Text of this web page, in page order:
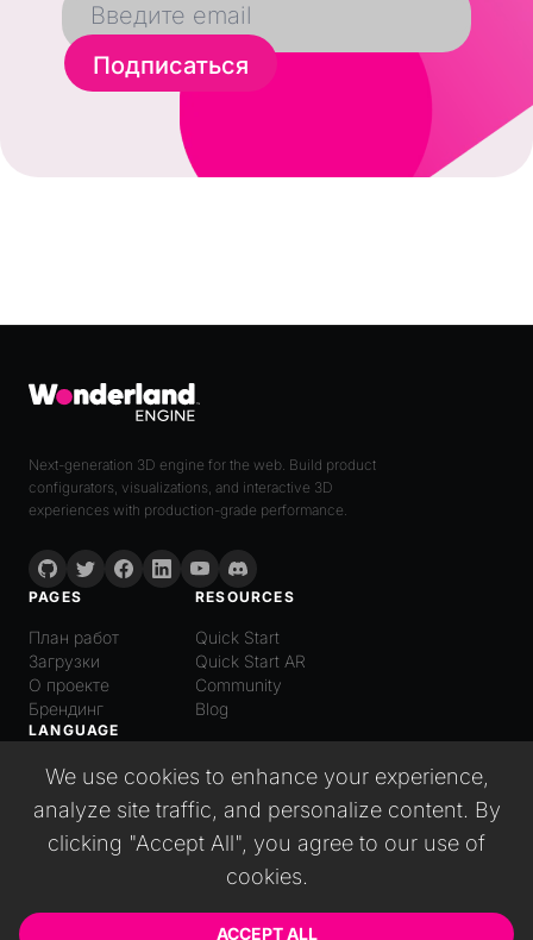
We use cookies to enhance your experience,
analyze site traffic, and personalize content. By
clicking "Accept All", you agree to our use of
cookies.
ACCEPT ALL
Подписаться
Next-generation 3D engine for the web. Build product
configurators, visualizations, and interactive 3D
experiences with production-grade performance.
PAGES
План работ
Загрузки
О проекте
Брендинг
RESOURCES
Quick Start
Quick Start AR
Community
Blog
LANGUAGE
Русский
Español
Italiano
普通话